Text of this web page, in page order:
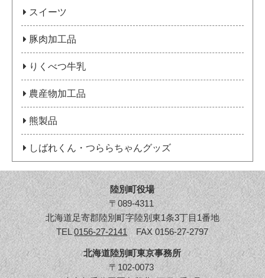
スイーツ
豚肉加工品
りくべつ牛乳
農産物加工品
熊製品
しばれくん・つららちゃんグッズ
陸別町役場
〒089-4311
北海道足寄郡陸別町字陸別東1条3丁目1番地
TEL0156-27-2141FAX 0156-27-2797
北海道陸別町東京事務所
〒102-0073